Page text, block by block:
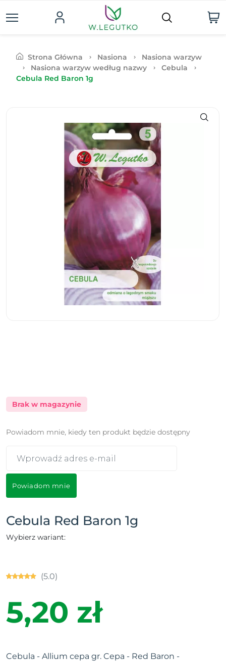
Strona Główna Nasiona
Nasiona warzyw
Nasiona warzyw według nazwy
Cebula
Cebula Red Baron 1g
Brak w magazynie
Powiadom mnie, kiedy ten produkt będzie dostępny
Powiadom mnie
Cebula Red Baron 1g
Wybierz wariant:
(5.0)
5,20 zł
Cebula - Allium cepa gr. Cepa - Red Baron -